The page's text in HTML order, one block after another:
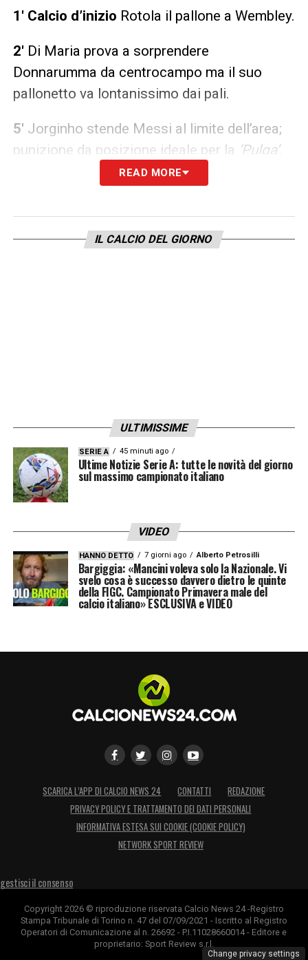
1′ Calcio d’inizio Rotola il pallone a Wembley.
2′ Di Maria prova a sorprendere
Donnarumma da centrocampo ma il suo
pallonetto va lontanissimo dai pali.
5′ Jorginho stende Messi al limite dell’area;
punizione da posizione ideale per la Pulga’.
Alla battuta va Messi che colpisce in pieno
12′Raspadori raccoglie al limite, si gira e
sinistro, a centro area svetta Belotti la cui
parabola a pallonetto non sorprende
Martinez.
22′ Ammonito Otamendi
24′Alla battuta della punizione va Raspadori
che si infrange contro il muro.
26′Traversone dalla sinistra di Di Maria,
centro area.
28′ GOL ARGENTINA 0-1
malamente sulla trequarti, Lo Celso va da
Lautaroche da due passi deve
Barella prova a sorprendere Martinez da
lontano, il portiere argentino si tuffa e mette
38′Raspadori allarga a sinistra da Emerson,
traversone al centro troppo alto per Belotti
che non può arrivare.
READ MORE
IL CALCIO DEL GIORNO
ULTIMISSIME
SERIE A 45 minuti ago
Ultime Notizie Serie A: tutte le novità del giorno
sul massimo campionato italiano
VIDEO
HANNO DETTO 7 giorni ago Alberto Petrosilli
Bargiggia: «Mancini voleva solo la Nazionale. Vi
svelo cosa è successo davvero dietro le quinte
della FIGC. Campionato Primavera male del
calcio italiano» ESCLUSIVA e VIDEO
SCARICA L’APP DI CALCIO NEWS 24 CONTATTI
REDAZIONE
PRIVACY POLICY E TRATTAMENTO DEI DATI PERSONALI
INFORMATIVA ESTESA SUI COOKIE (COOKIE POLICY)
NETWORK SPORT REVIEW
gestisci il consenso
Copyright 2026 © riproduzione riservata Calcio News 24 -Registro
Stampa Tribunale di Torino n. 47 del 07/09/2021 - Iscritto al Registro
Operatori di Comunicazione al n. 26692 - P.I.11028660014 - Editore e
proprietario: Sport Review s.r.l.
Change privacy settings